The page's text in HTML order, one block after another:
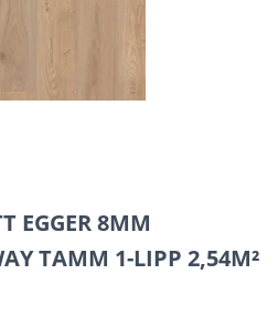
EGGER 8MM
TAMM 1-LIPP 2,54M²